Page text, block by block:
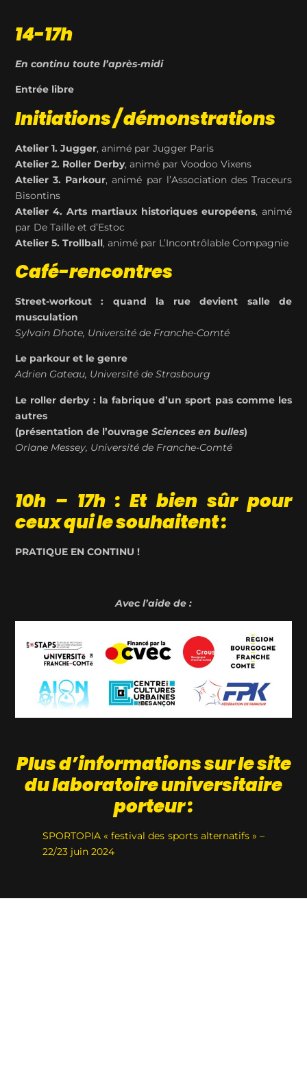
14-17h
En continu toute l’après-midi
Entrée libre
Initiations / démonstrations
Atelier 1. Jugger, animé par Jugger Paris
Atelier 2. Roller Derby, animé par Voodoo Vixens
Atelier 3. Parkour, animé par l’Association des Traceurs
Bisontins
Atelier 4. Arts martiaux historiques européens, animé
par De Taille et d’Estoc
Atelier 5. Trollball, animé par L’Incontrôlable Compagnie
Café-rencontres
Street-workout : quand la rue devient salle de
musculation
Sylvain Dhote, Université de Franche-Comté
Le parkour et le genre
Adrien Gateau, Université de Strasbourg
Le roller derby : la fabrique d’un sport pas comme les
autres
(présentation de l’ouvrage Sciences en bulles)
Orlane Messey, Université de Franche-Comté
10h – 17h : Et bien sûr pour
ceux qui le souhaitent :
PRATIQUE EN CONTINU !
Avec l’aide de :
Plus d’informations sur le site
du laboratoire universitaire
porteur :
SPORTOPIA « festival des sports alternatifs » –
22/23 juin 2024